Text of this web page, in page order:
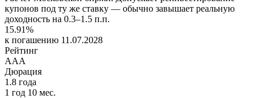
купонов под ту же ставку — обычно завышает реальную
доходность на 0.3–1.5 п.п.
15.91%
к погашению 11.07.2028
Рейтинг
AAA
Дюрация
1.8 года
1 год 10 мес.